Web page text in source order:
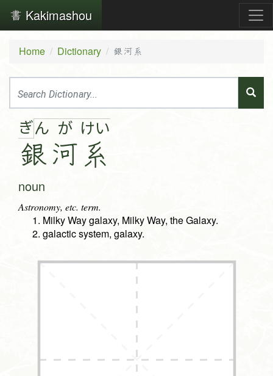
Kakimashou
Home Dictionary 銀河系
ぎん
銀
が
河
けい
系
noun
Astronomy, etc. term.
Milky Way galaxy, Milky Way, the Galaxy.
galactic system, galaxy.